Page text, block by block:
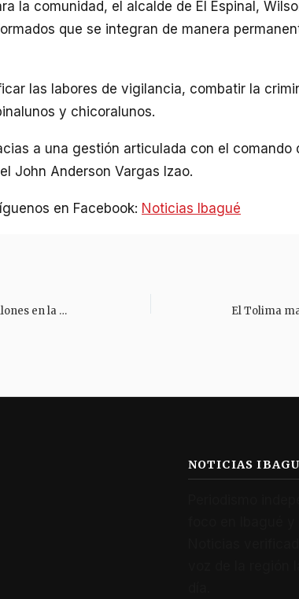
la comunidad, el alcalde de El Espinal,
que se integran de manera
las labores de vigilancia, combatir la
y chicoralunos.
a una gestión articulada con el comando
John Anderson Vargas Izao.
en Facebook: Noticias Ibagué
“Invertiremos cerca de $15 mil millones en la vía Carmen de Apicalá – Melgar”: gobernadora del Tolima
NOTICIAS